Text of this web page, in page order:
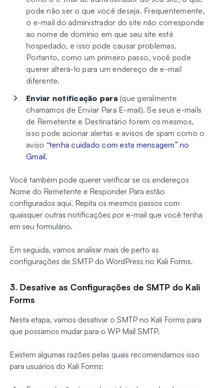
pode não ser o que você deseja. Frequentemente,
o e-mail do administrador do site não corresponde
ao nome de domínio em que seu site está
hospedado, e isso pode causar problemas.
Portanto, como um primeiro passo, você pode
querer alterá-lo para um endereço de e-mail
diferente.
Enviar notificação para(que geralmente
chamamos de Enviar Para E-mail). Se seus e-mails
de Remetente e Destinatário forem os mesmos,
isso pode acionar alertas e avisos de spam como o
aviso “tenha cuidado com esta mensagem” no
Gmail.
Você também pode querer verificar se os endereços
Nome do Remetente e Responder Para estão
configurados aqui. Repita os mesmos passos com
quaisquer outras notificações por e-mail que você tenha
em seu formulário.
Em seguida, vamos analisar mais de perto as
configurações de SMTP do WordPress no Kali Forms.
3. Desative as Configurações de SMTP do Kali
Forms
Nesta etapa, vamos desativar o SMTP no Kali Forms para
que possamos mudar para o WP Mail SMTP.
Existem algumas razões pelas quais recomendamos isso
para usuários do Kali Forms: